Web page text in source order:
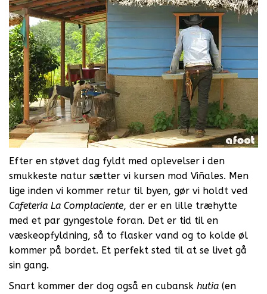
Efter en støvet dag fyldt med oplevelser i den
smukkeste natur sætter vi kursen mod Viñales. Men
lige inden vi kommer retur til byen, gør vi holdt ved
Cafeteria La Complaciente, der er en lille træhytte
med et par gyngestole foran. Det er tid til en
væskeopfyldning, så to flasker vand og to kolde øl
kommer på bordet. Et perfekt sted til at se livet gå
sin gang.
Snart kommer der dog også en cubansk hutia (en